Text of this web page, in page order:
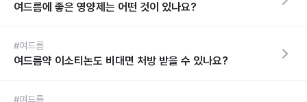
여드름에 좋은 영양제는 어떤 것이 있나요?
#여드름
여드름약 이소티논도 비대면 처방 받을 수 있나요?
#여드름